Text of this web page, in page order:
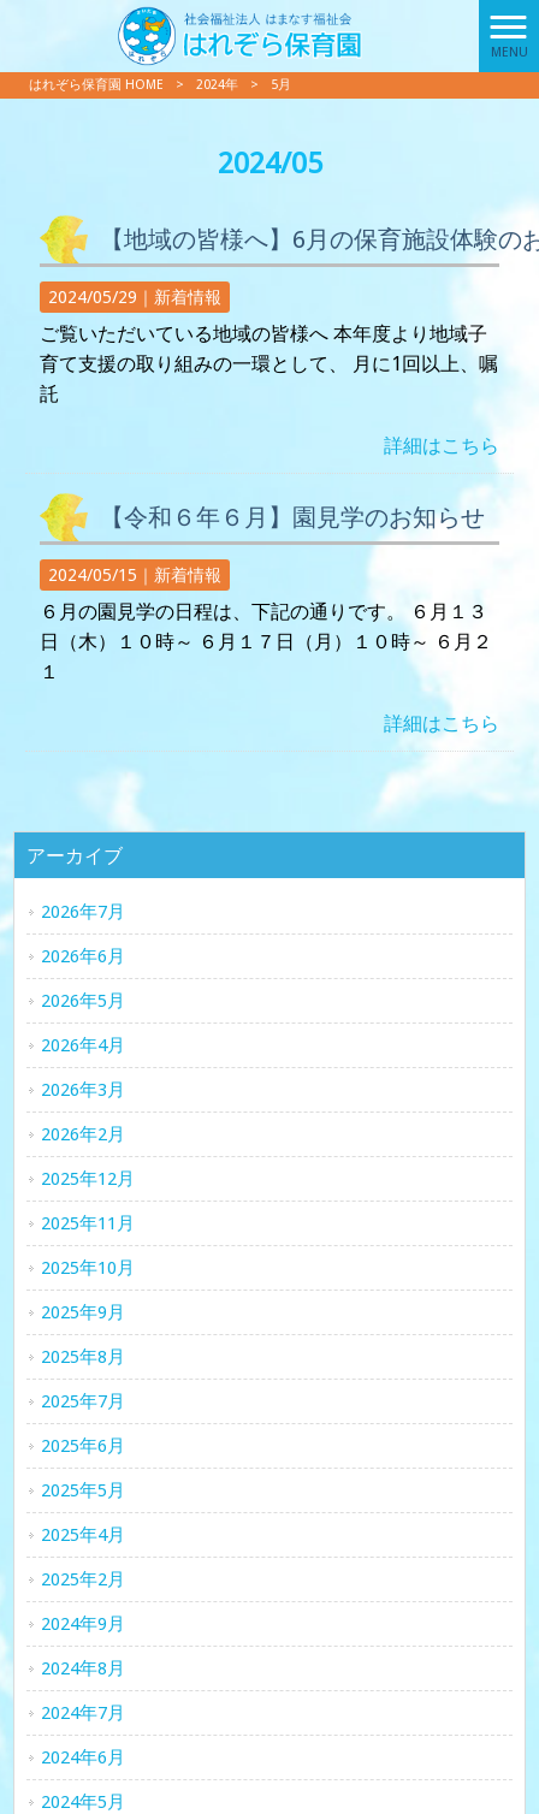
MENU
はれぞら保育園 HOME > 2024年 > 5月
2024/05
【地域の皆様へ】6月の保育施設体験の
2024/05/29｜ 新着情報
ご覧いただいている地域の皆様へ 本年度より地域子
育て支援の取り組みの一環として、 月に1回以上、嘱
託
詳細はこちら
【令和６年６月】園見学のお知らせ
2024/05/15｜ 新着情報
６月の園見学の日程は、下記の通りです。 ６月１３
日（木）１０時～ ６月１７日（月）１０時～ ６月２
１
詳細はこちら
アーカイブ
2026年7月
2026年6月
2026年5月
2026年4月
2026年3月
2026年2月
2025年12月
2025年11月
2025年10月
2025年9月
2025年8月
2025年7月
2025年6月
2025年5月
2025年4月
2025年2月
2024年9月
2024年8月
2024年7月
2024年6月
2024年5月